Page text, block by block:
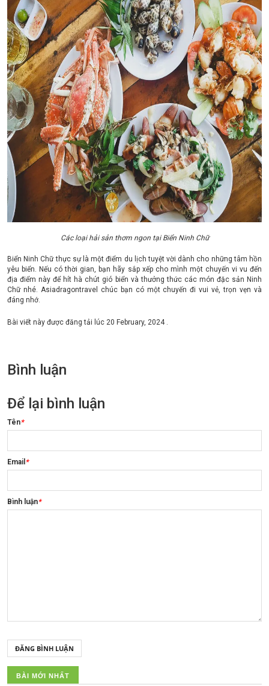
Các loại hải sản thơm ngon tại Biển Ninh Chữ
Biển Ninh Chữ thực sự là một điểm du lịch tuyệt vời dành cho những tâm hồn
yêu biển. Nếu có thời gian, bạn hãy sắp xếp cho mình một chuyến vi vu đến
địa điểm này để hít hà chút gió biển và thưởng thức các món đặc sản Ninh
Chữ nhé. Asiadragontravel chúc bạn có một chuyến đi vui vẻ, trọn vẹn và
đáng nhớ.
Bài viết này được đăng tải lúc 20 February, 2024.
Bình luận
Để lại bình luận
Tên*
Email *
Bình luận*
ĐĂNG BÌNH LUẬN
BÀI MỚI NHẤT